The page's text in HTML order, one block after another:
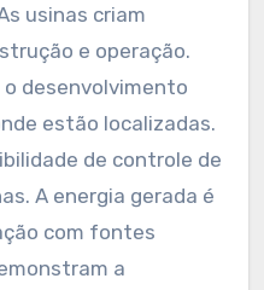
usinas criam
e operação.
desenvolvimento
estão localizadas.
de controle de
A energia gerada é
com fontes
a